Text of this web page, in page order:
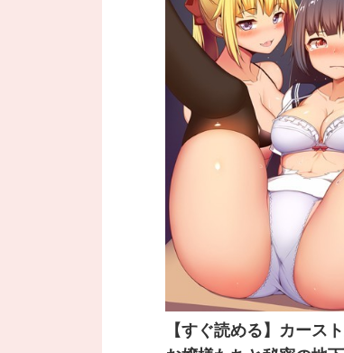
【すぐ読める】カース